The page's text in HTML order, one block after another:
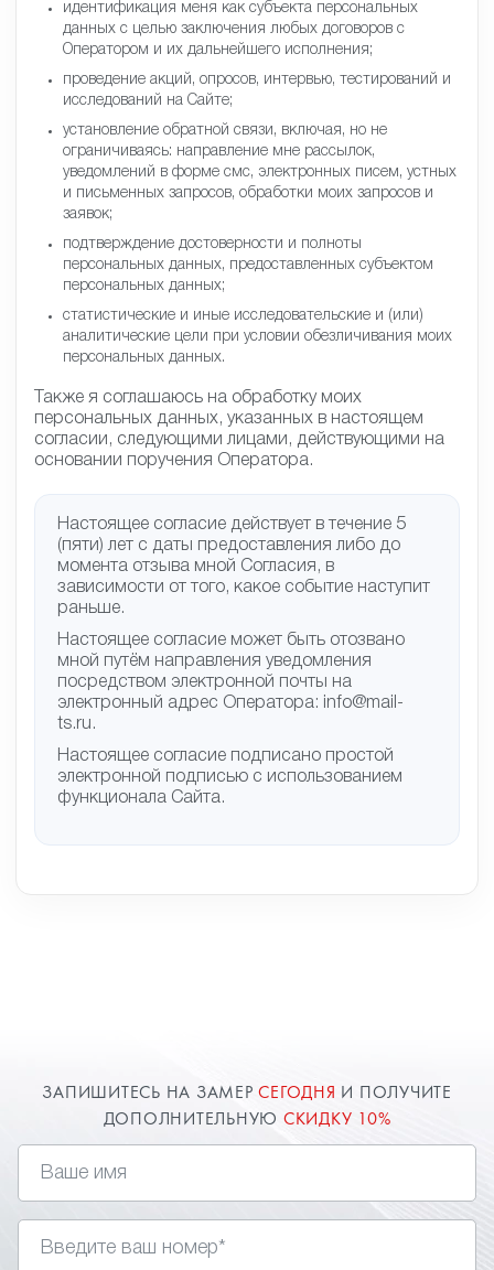
идентификация меня как субъекта персональных
данных с целью заключения любых договоров с
Оператором и их дальнейшего исполнения;
проведение акций, опросов, интервью, тестирований и
исследований на Сайте;
установление обратной связи, включая, но не
ограничиваясь: направление мне рассылок,
уведомлений в форме смс, электронных писем, устных
и письменных запросов, обработки моих запросов и
заявок;
подтверждение достоверности и полноты
персональных данных, предоставленных субъектом
персональных данных;
статистические и иные исследовательские и (или)
аналитические цели при условии обезличивания моих
персональных данных.
Также я соглашаюсь на обработку моих
персональных данных, указанных в настоящем
согласии, следующими лицами, действующими на
основании поручения Оператора.
Настоящее согласие действует в течение 5
(пяти) лет с даты предоставления либо до
момента отзыва мной Согласия, в
зависимости от того, какое событие наступит
раньше.
Настоящее согласие может быть отозвано
мной путём направления уведомления
посредством электронной почты на
электронный адрес Оператора: info@mail-
ts.ru.
Настоящее согласие подписано простой
электронной подписью с использованием
функционала Сайта.
ЗАПИШИТЕСЬ НА ЗАМЕРСЕГОДНЯ И ПОЛУЧИТЕ
ДОПОЛНИТЕЛЬНУЮ СКИДКУ 10%